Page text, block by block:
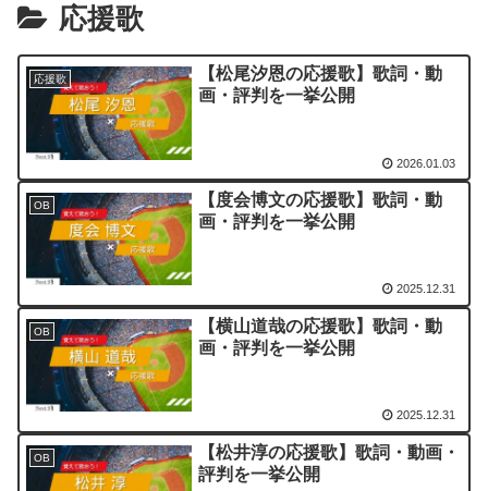
応援歌
応援歌
【松尾汐恩の応援歌】歌詞・動
画・評判を一挙公開
2026.01.03
OB
【度会博文の応援歌】歌詞・動
画・評判を一挙公開
2025.12.31
OB
【横山道哉の応援歌】歌詞・動
画・評判を一挙公開
2025.12.31
OB
【松井淳の応援歌】歌詞・動画・
評判を一挙公開